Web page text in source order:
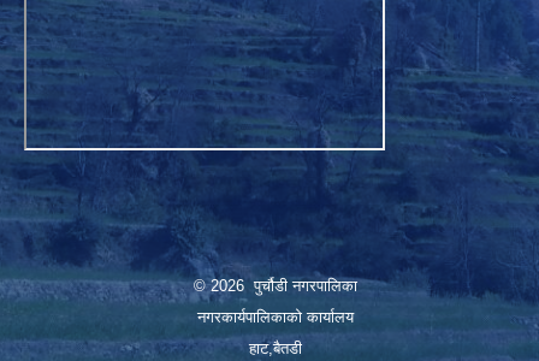
© 2026 पुर्चौडी नगरपालिका
नगरकार्यपालिकाकाे कार्यालय
हाट,बैतडी